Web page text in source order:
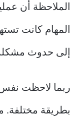
المهام كانت
إلى حدوث
ربما لاحظت
بطريقة مختلفة.